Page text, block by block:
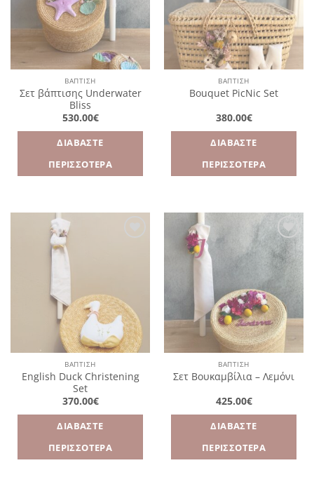
ΒΑΠΤΙΣΗ
Σετ βάπτισης Underwater
Bliss
530.00€
ΔΙΑΒΆΣΤΕ
ΠΕΡΙΣΣΌΤΕΡΑ
ΒΑΠΤΙΣΗ
Bouquet PicNic Set
380.00€
ΔΙΑΒΆΣΤΕ
ΠΕΡΙΣΣΌΤΕΡΑ
ΒΑΠΤΙΣΗ
English Duck Christening
Set
370.00€
ΔΙΑΒΆΣΤΕ
ΠΕΡΙΣΣΌΤΕΡΑ
Πρόσθήκη
στην
λίστα
επιθυμιών
ΒΑΠΤΙΣΗ
Σετ Βουκαμβίλια – Λεμόνι
425.00€
ΔΙΑΒΆΣΤΕ
ΠΕΡΙΣΣΌΤΕΡΑ